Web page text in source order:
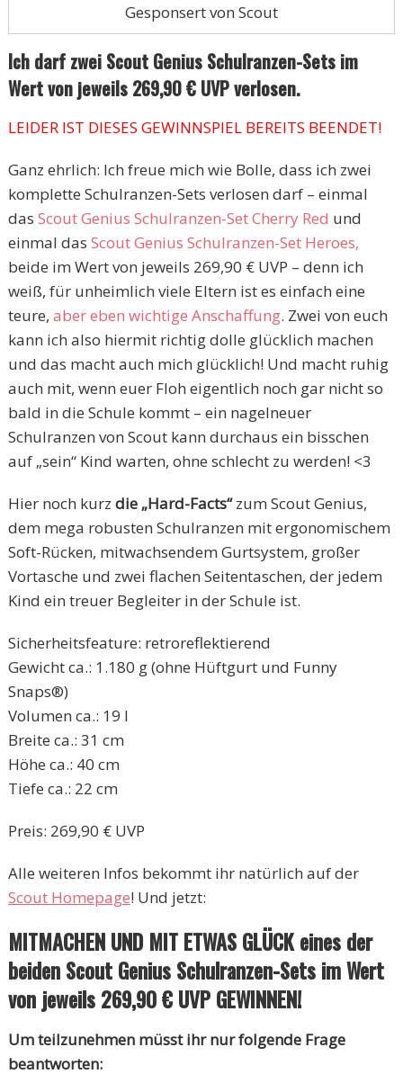
Gesponsert von Scout
Ich darf zwei Scout Genius Schulranzen-Sets im
Wert von jeweils 269,90 € UVP verlosen.
LEIDER IST DIESES GEWINNSPIEL BEREITS BEENDET!
Ganz ehrlich: Ich freue mich wie Bolle, dass ich zwei
komplette Schulranzen-Sets verlosen darf – einmal
das Scout Genius Schulranzen-Set Cherry Red und
einmal das Scout Genius Schulranzen-Set Heroes,
beide im Wert von jeweils 269,90 € UVP – denn ich
weiß, für unheimlich viele Eltern ist es einfach eine
teure, aber eben wichtige Anschaffung. Zwei von euch
kann ich also hiermit richtig dolle glücklich machen
und das macht auch mich glücklich! Und macht ruhig
auch mit, wenn euer Floh eigentlich noch gar nicht so
bald in die Schule kommt – ein nagelneuer
Schulranzen von Scout kann durchaus ein bisschen
auf „sein“ Kind warten, ohne schlecht zu werden! <3
Hier noch kurz die „Hard-Facts“zum Scout Genius,
dem mega robusten Schulranzen mit ergonomischem
Soft-Rücken, mitwachsendem Gurtsystem, großer
Vortasche und zwei flachen Seitentaschen, der jedem
Kind ein treuer Begleiter in der Schule ist.
Sicherheitsfeature: retroreflektierend
Gewicht ca.: 1.180 g (ohne Hüftgurt und Funny
Snaps®)
Volumen ca.: 19 l
Breite ca.: 31 cm
Höhe ca.: 40 cm
Tiefe ca.: 22 cm
Preis: 269,90 € UVP
Alle weiteren Infos bekommt ihr natürlich auf der
Scout Homepage! Und jetzt:
MITMACHEN UND MIT ETWAS GLÜCK eines der
beiden Scout Genius Schulranzen-Sets im Wert
von jeweils 269,90 € UVP GEWINNEN!
Um teilzunehmenmüsst ihr nur folgende Frage
beantworten: